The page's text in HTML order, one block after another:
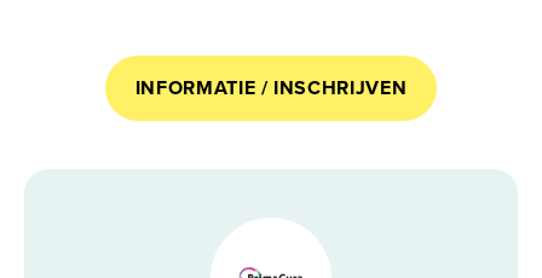
INFORMATIE / INSCHRIJVEN